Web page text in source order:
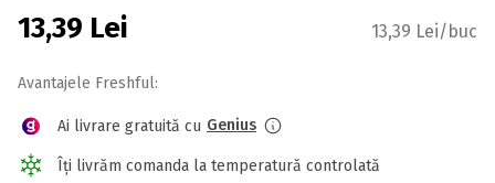
13,39 Lei 13,39 Lei/buc
Avantajele Freshful:
Ai livrare gratuită cu Genius
Îți livrăm comanda la temperatură controlată